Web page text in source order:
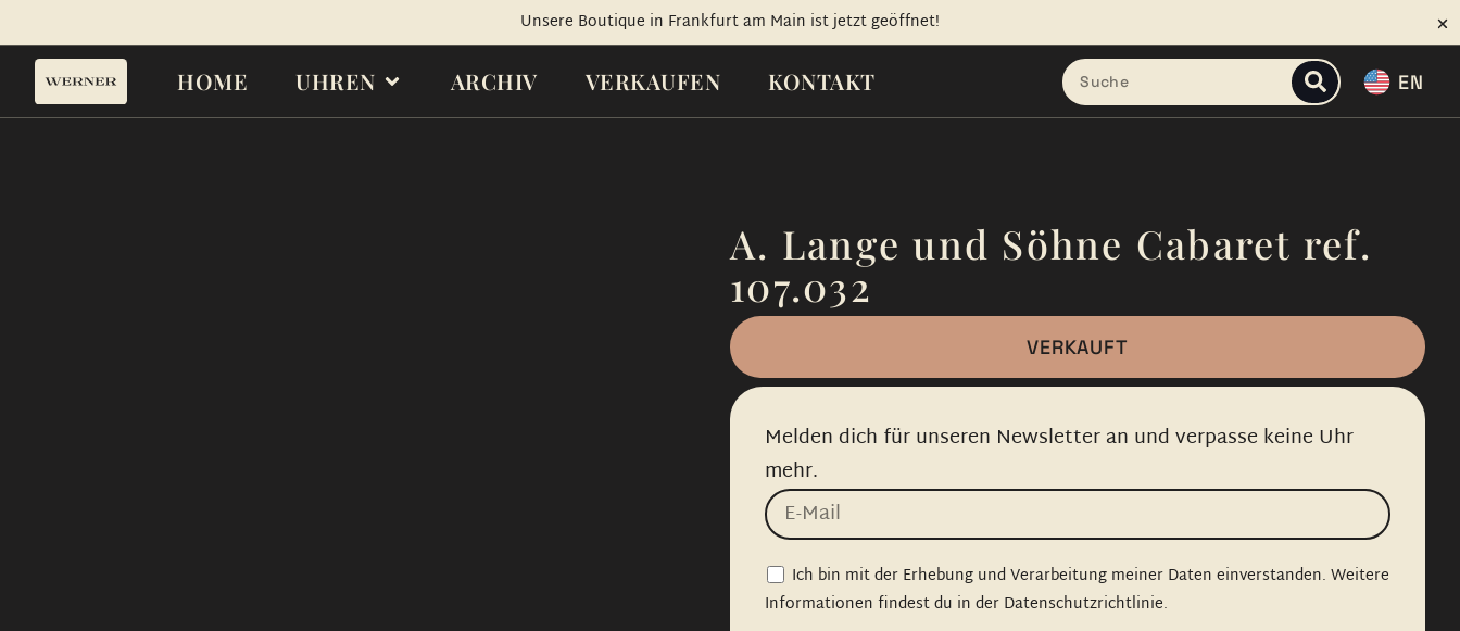
Unsere Boutique in Frankfurt am Main ist jetzt geöffnet!
HOME UHREN ARCHIV VERKAUFEN KONTAKT EN
A. Lange und Söhne Cabaret ref.
107.032
VERKAUFT
Melden dich für unseren Newsletter an und verpasse keine Uhr
mehr.
Ich bin mit der Erhebung und Verarbeitung meiner Daten einverstanden. Weitere
Informationen findest du in der Datenschutzrichtlinie.